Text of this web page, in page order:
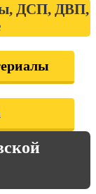
ДСП, ДВП,